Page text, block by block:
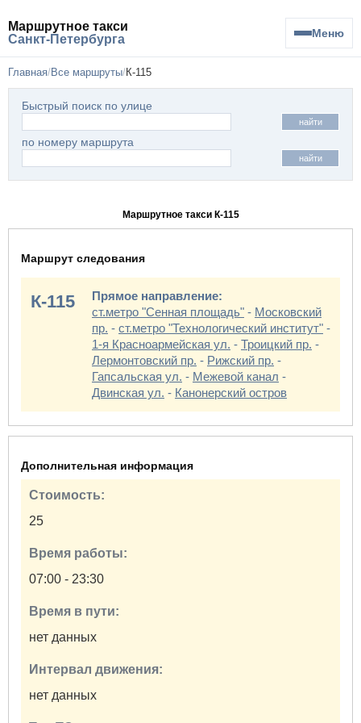
Маршрутное такси
Санкт-Петербурга
Меню
Главная Все маршруты К-115
Быстрый поиск по улице
найти
по номеру маршрута
найти
Маршрутное такси К-115
Маршрут следования
К-115
Прямое направление:
ст.метро "Сенная площадь" - Московский
пр. - ст.метро "Технологический институт" -
1-я Красноармейская ул. - Троицкий пр. -
Лермонтовский пр. - Рижский пр. -
Гапсальская ул. - Межевой канал -
Двинская ул. - Канонерский остров
Дополнительная информация
Стоимость:
25
Время работы:
07:00 - 23:30
Время в пути:
нет данных
Интервал движения:
нет данных